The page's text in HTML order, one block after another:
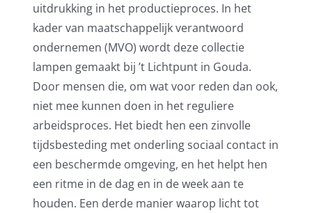
uitdrukking in het productieproces. In het
kader van maatschappelijk verantwoord
ondernemen (MVO) wordt deze collectie
lampen gemaakt bij ’t Lichtpunt in Gouda.
Door mensen die, om wat voor reden dan ook,
niet mee kunnen doen in het reguliere
arbeidsproces. Het biedt hen een zinvolle
tijdsbesteding met onderling sociaal contact in
een beschermde omgeving, en het helpt hen
een ritme in de dag en in de week aan te
houden. Een derde manier waarop licht tot